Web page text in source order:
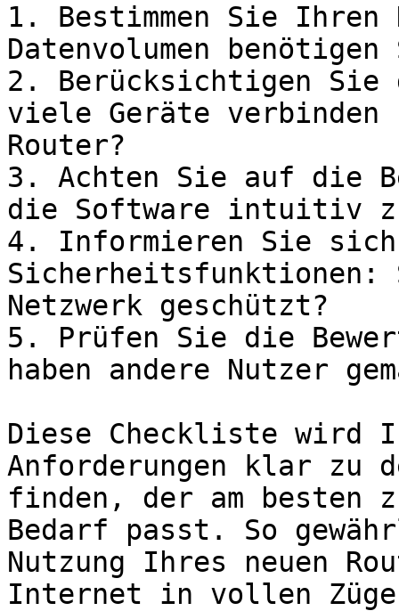
1. Bestimmen Sie
Datenvolumen
2. Berücksichtigen Sie
viele Geräte verbinden
Router?
3. Achten Sie auf die
die Software intuitiv
4. Informieren Sie
Sicherheitsfunktionen:
Netzwerk geschützt?
5. Prüfen Sie die
haben andere Nutzer
Diese Checkliste wird
Anforderungen klar zu
finden, der am besten
Bedarf passt. So
Nutzung Ihres neuen
Internet in vollen